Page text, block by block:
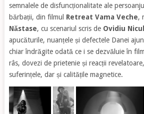
semnalele de disfuncționalitate ale
bărbații, din filmul Retreat Vama Veche,
Năstase, cu scenariul scris de Ovidiu
apucăturile, nuanțele și defectele Danei
chiar îndrăgite odată ce i se dezvăluie în
râs, dovezi de prietenie și reacții
suferințele, dar și calitățile magnetice.